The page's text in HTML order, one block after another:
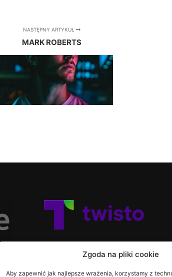
Zgoda na pliki cookie
Aby zapewnić jak najlepsze wrażenia, korzystamy z
NASTĘPNY ARTYKUŁ
MARK ROBERTS